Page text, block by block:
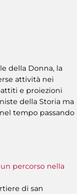
della Donna, la
attività nei
e proiezioni
della Storia ma
tempo passando
percorso nella
di san